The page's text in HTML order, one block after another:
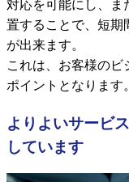
対応を可能にし、ま
置することで、短期
が出来ます。
これは、お客様の
ポイントとなります。
よりよいサービ
しています